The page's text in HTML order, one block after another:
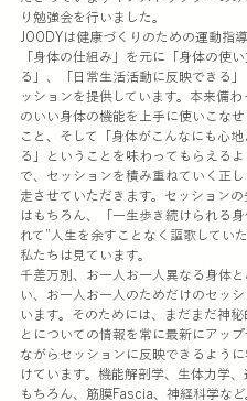
り勉強会を行いました。
JOODYは健康づくりのための運動指
「身体の仕組み」を元に「身体の使
る」、「日常生活活動に反映できる
ッションを提供しています。本来備わ
のいい身体の機能を上手に使いこなせ
こと、そして「身体がこんなにも心地
る」ということを味わってもらえるよ
で、セッションを積み重ねていく正
走させていただきます。セッション
はもちろん、「一生歩き続けられる身
れて”人生を余すことなく謳歌してい
私たちは見ています。
千差万別、お一人お一人異なる身体
い、お一人お一人のためだけのセッ
います。そのためには、まだまだ神秘
とについての情報を常に最新にアッ
ながらセッションに反映できるよう
けています。機能解剖学、生体力学
もちろん、筋膜Fascia、神経科学な